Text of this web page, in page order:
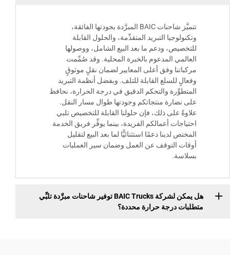
تتميَّز شاحنات BAIC المبرَّدة بجودتها الفائقة،
وتكنولوجيا التبريد المتقدِّمة، والحلول القابلة
للتخصيص، ودعم ما بعد البيع الشامل، ووصولها
العالمي المدعوم بالخبرة المحلية. وقد صُمِّمت
مركباتنا وفق أعلى المعايير لضمان نقلٍ موثوقٍ
وفعالٍ للسلع القابلة للتلف. وبفضل أنظمة التبريد
المتطوِّرة والتحكم الدقيق في درجة الحرارة، نحافظ
على نضارة منتجاتكم وجودتها طوال مسار النقل.
علاوةً على ذلك، فإن حلولنا القابلة للتخصيص تلبي
احتياجات أعمالكم الفريدة، بينما يوفِّر فريق الخدمة
المختص لدينا دعمًا استثنائيًّا لما بعد البيع لتقليل
أوقات التوقف عن العمل وضمان سير العمليات
بسلاسة.
هل يمكن لشركة BAIC Trucks توفير شاحنات مبرَّدة تلبِّي
متطلبات درجة حرارة محددة؟